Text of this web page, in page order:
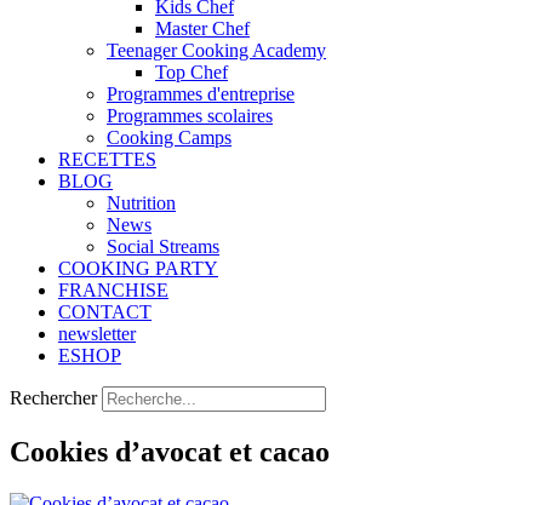
Kids Chef
Master Chef
Teenager Cooking Academy
Top Chef
Programmes d'entreprise
Programmes scolaires
Cooking Camps
RECETTES
BLOG
Nutrition
Νews
Social Streams
COOKING PARTY
FRANCHISE
CONTACT
newsletter
ESHOP
Rechercher
Cookies d’avocat et cacao